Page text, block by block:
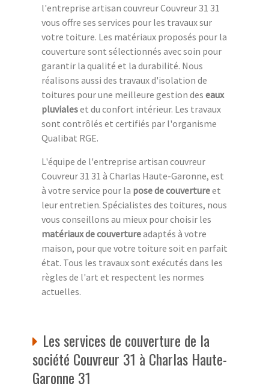
l'entreprise artisan couvreur Couvreur 31 31
vous offre ses services pour les travaux sur
votre toiture. Les matériaux proposés pour la
couverture sont sélectionnés avec soin pour
garantir la qualité et la durabilité. Nous
réalisons aussi des travaux d'isolation de
toitures pour une meilleure gestion des eaux
pluvialeset du confort intérieur. Les travaux
sont contrôlés et certifiés par l'organisme
Qualibat RGE.
L'équipe de l'entreprise artisan couvreur
Couvreur 31 31 à Charlas Haute-Garonne, est
à votre service pour la pose de couvertureet
leur entretien. Spécialistes des toitures, nous
vous conseillons au mieux pour choisir les
matériaux de couvertureadaptés à votre
maison, pour que votre toiture soit en parfait
état. Tous les travaux sont exécutés dans les
règles de l'art et respectent les normes
actuelles.
Les services de couverture de la
société Couvreur 31 à Charlas Haute-
Garonne 31